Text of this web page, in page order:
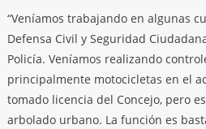
“Veníamos trabajando en algunas
Defensa Civil y Seguridad
Policía. Veníamos realizando
principalmente motocicletas en el
tomado licencia del Concejo, pero
arbolado urbano. La función es